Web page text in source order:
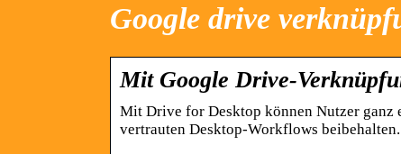
Google drive
Mit Google Drive-
Mit Drive for Desktop können Nutzer ganz
vertrauten Desktop-Workflows